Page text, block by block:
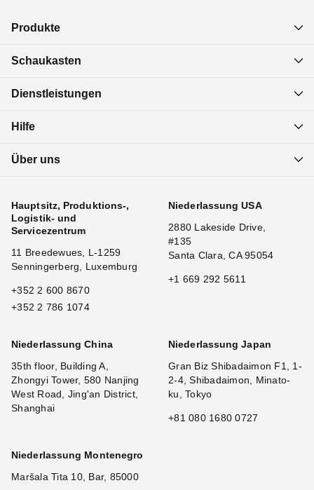
Produkte
Schaukasten
Dienstleistungen
Hilfe
Über uns
Hauptsitz, Produktions-,
Logistik- und
Servicezentrum
11 Breedewues, L-1259
Senningerberg, Luxemburg
+352 2 600 8670
+352 2 786 1074
Niederlassung USA
2880 Lakeside Drive,
#135
Santa Clara, CA 95054
+1 669 292 5611
Niederlassung China
35th floor, Building A,
Zhongyi Tower, 580 Nanjing
West Road, Jing'an District,
Shanghai
Niederlassung Japan
Gran Biz Shibadaimon F1, 1-
2-4, Shibadaimon, Minato-
ku, Tokyo
+81 080 1680 0727
Niederlassung Montenegro
Maršala Tita 10, Bar, 85000